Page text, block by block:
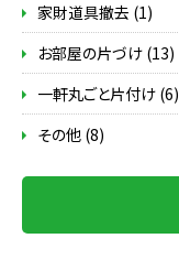
家財道具撤去 (1)
お部屋の片づけ (13)
一軒丸ごと片付け (6)
その他 (8)